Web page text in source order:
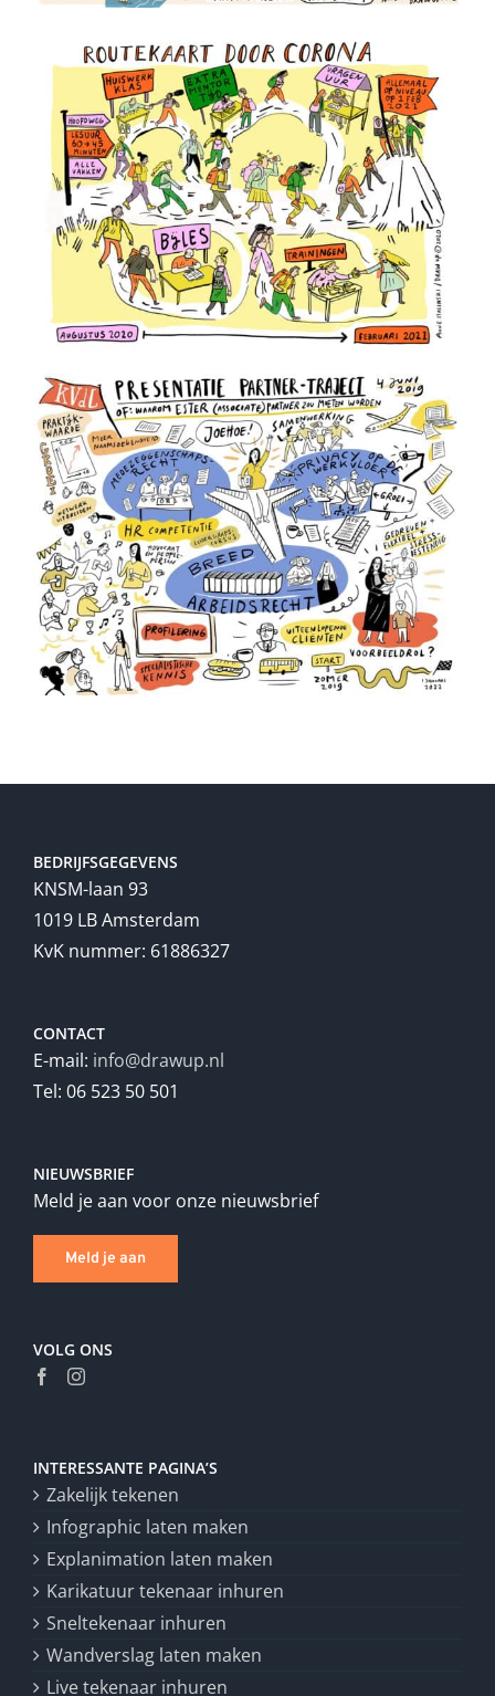
BEDRIJFSGEGEVENS
KNSM-laan 93
1019 LB Amsterdam
KvK nummer: 61886327
CONTACT
E-mail: info@drawup.nl
Tel: 06 523 50 501
NIEUWSBRIEF
Meld je aan voor onze nieuwsbrief
Meld je aan
VOLG ONS
INTERESSANTE PAGINA’S
Zakelijk tekenen
Infographic laten maken
Explanimation laten maken
Karikatuur tekenaar inhuren
Sneltekenaar inhuren
Wandverslag laten maken
Live tekenaar inhuren